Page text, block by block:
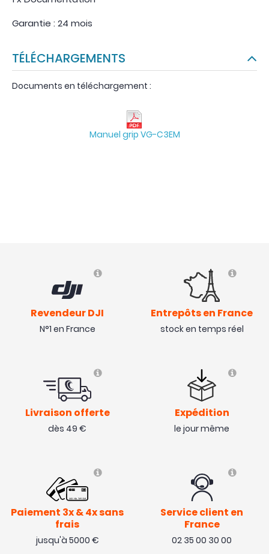
Garantie : 24 mois
TÉLÉCHARGEMENTS
Documents en téléchargement :
Manuel grip VG-C3EM
Revendeur DJI
N°1 en France
Entrepôts en France
stock en temps réel
Livraison offerte
dès 49 €
Expédition
le jour même
Paiement 3x & 4x sans
frais
jusqu'à 5000 €
Service client en
France
02 35 00 30 00